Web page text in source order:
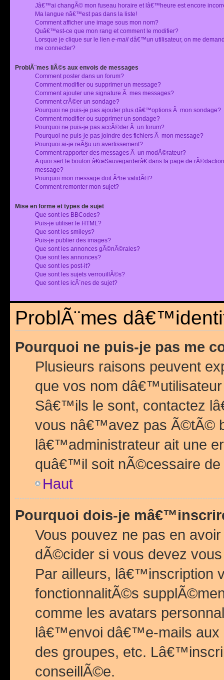
Jâ€™ai changÃ© mon fuseau horaire et lâ€™heure est encore
Ma langue nâ€™est pas dans la liste!
Comment afficher une image sous mon nom?
Quâ€™est-ce que mon rang et comment le modifier?
Lorsque je clique sur le lien e-mail dâ€™un utilisateur, on me
me connecter?
ProblÃ¨mes liÃ©s aux envois de messages
Comment poster dans un forum?
Comment modifier ou supprimer un message?
Comment ajouter une signature Ã mes messages?
Comment crÃ©er un sondage?
Pourquoi ne puis-je pas ajouter plus dâ€™options Ã mon sondage?
Comment modifier ou supprimer un sondage?
Pourquoi ne puis-je pas accÃ©der Ã un forum?
Pourquoi ne puis-je pas joindre des fichiers Ã mon message?
Pourquoi ai-je reÃ§u un avertissement?
Comment rapporter des messages Ã un modÃ©rateur?
A quoi sert le bouton â€œSauvegarderâ€ dans la page de
message?
Pourquoi mon message doit Ãªtre validÃ©?
Comment remonter mon sujet?
Mise en forme et types de sujet
Que sont les BBCodes?
Puis-je utiliser le HTML?
Que sont les smileys?
Puis-je publier des images?
Que sont les annonces gÃ©nÃ©rales?
Que sont les annonces?
Que sont les post-it?
Que sont les sujets verrouillÃ©s?
Que sont les icÃ´nes de sujet?
ProblÃ¨mes
Pourquoi ne puis-je pas me
Plusieurs raisons peuvent
que vos nom
Sâ€™ils le sont, contactez
vous nâ€™avez pas Ã©tÃ©
lâ€™administrateur ait une
quâ€™il soit nÃ©cessaire de
Haut
Pourquoi dois-je
Vous pouvez ne pas en
dÃ©cider si vous devez
Par ailleurs, lâ€™inscription
fonctionnalitÃ©s
comme les avatars
lâ€™envoi dâ€™e-mails
des groupes, etc.
conseillÃ©e.